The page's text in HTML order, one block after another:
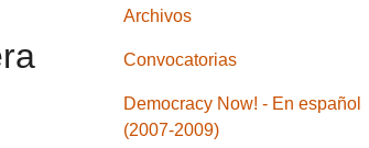
Archivos
Convocatorias
Democracy Now! - En español
(2007-2009)